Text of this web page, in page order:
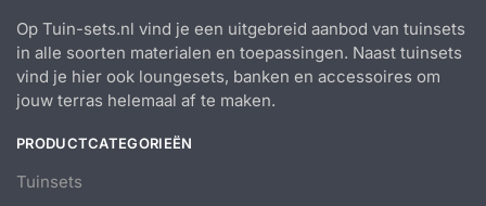
Op Tuin-sets.nl vind je een uitgebreid aanbod van tuinsets
in alle soorten materialen en toepassingen. Naast tuinsets
vind je hier ook loungesets, banken en accessoires om
jouw terras helemaal af te maken.
PRODUCTCATEGORIEËN
Tuinsets